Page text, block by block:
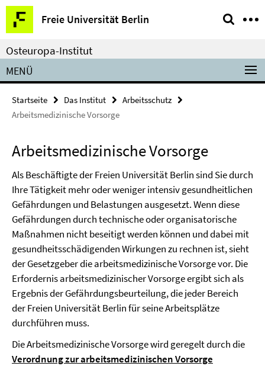
Springe
direkt
zu
Inhalt
Freie Universität Berlin
Service-
Navigation
Osteuropa-Institut
MENÜ
Startseite Das Institut
Arbeitsschutz
Arbeitsmedizinische Vorsorge
Arbeitsmedizinische Vorsorge
Als Beschäftigte der Freien Universität Berlin sind Sie durch
Ihre Tätigkeit mehr oder weniger intensiv gesundheitlichen
Gefährdungen und Belastungen ausgesetzt. Wenn diese
Gefährdungen durch technische oder organisatorische
Maßnahmen nicht beseitigt werden können und dabei mit
gesundheitsschädigenden Wirkungen zu rechnen ist, sieht
der Gesetzgeber die arbeitsmedizinische Vorsorge vor. Die
Erfordernis arbeitsmedizinischer Vorsorge ergibt sich als
Ergebnis der Gefährdungsbeurteilung, die jeder Bereich
der Freien Universität Berlin für seine Arbeitsplätze
durchführen muss.
Die Arbeitsmedizinische Vorsorge wird geregelt durch die
Verordnung zur arbeitsmedizinischen Vorsorge